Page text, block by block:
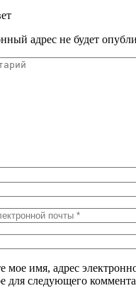
адрес не будет
мое имя, адрес
для следующего